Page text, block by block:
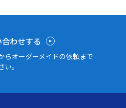
わせする
らオーダーメイドの依頼まで
。